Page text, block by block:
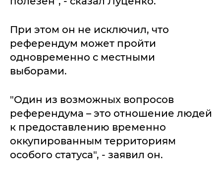
При этом он не исключил, что
референдум может пройти
одновременно с местными
выборами.
"Один из возможных вопросов
референдума – это отношение людей
к предоставлению временно
оккупированным территориям
особого статуса", - заявил он.